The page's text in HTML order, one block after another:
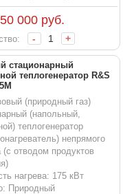
000руб.
- +
стационарный
теплогенератор R&S
(природный газ)
(напольный,
теплогенератор
непрямого
(с отводом продуктов
нагрева: 175 кВт
Природный